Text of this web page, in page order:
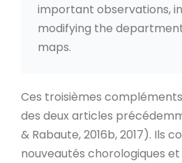
important observations,
modifying the
maps.
Ces troisièmes
des deux articles
& Rabaute, 2016b, 2017). Ils
nouveautés chorologiques